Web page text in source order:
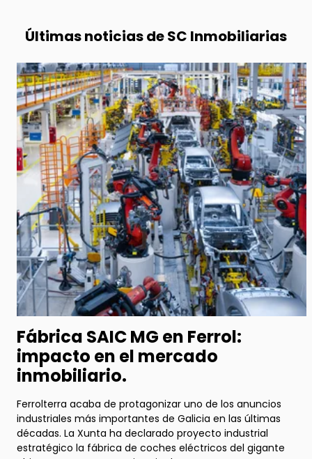
Últimas noticias de SC Inmobiliarias
Fábrica SAIC MG en Ferrol:
impacto en el mercado
inmobiliario.
Ferrolterra acaba de protagonizar uno de los anuncios
industriales más importantes de Galicia en las últimas
décadas. La Xunta ha declarado proyecto industrial
estratégico la fábrica de coches eléctricos del gigante